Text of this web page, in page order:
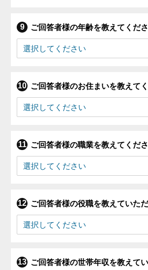
ご回答者様の年齢を教えてくださ
ご回答者様のお住まいを教えてく
ご回答者様の職業を教えてくださ
ご回答者様の役職を教えていただ
ご回答者様の世帯年収を教えて